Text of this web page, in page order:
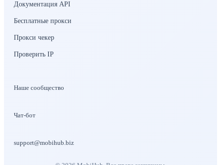
Документация API
Бесплатные прокси
Прокси чекер
Проверить IP
Наше сообщество
Чат-бот
support@mobihub.biz